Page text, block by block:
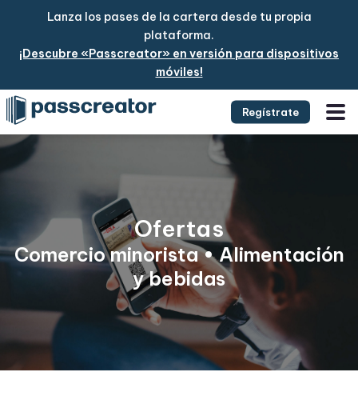
Lanza los pases de la cartera desde tu propia
plataforma.
¡Descubre «Passcreator» en versión para dispositivos
móviles!
Regístrate
Ofertas
Comercio minorista • Alimentación
y bebidas